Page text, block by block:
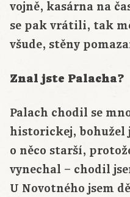
vojně, kasárna na
se pak vrátili, tak
všude, stěny
Znal jste Palacha?
Palach chodil se
historickej, bohužel
o něco starší,
vynechal – chodil
U Novotného jsem